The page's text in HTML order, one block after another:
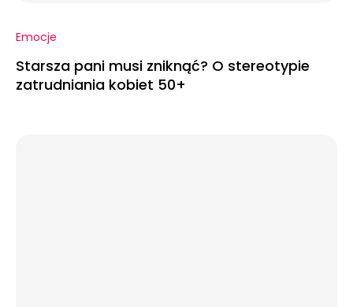
Emocje
Starsza pani musi zniknąć? O stereotypie
zatrudniania kobiet 50+